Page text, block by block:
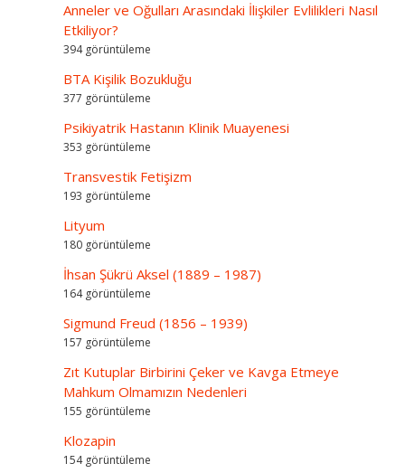
Anneler ve Oğulları Arasındaki İlişkiler Evlilikleri Nasıl
Etkiliyor?
394 görüntüleme
BTA Kişilik Bozukluğu
377 görüntüleme
Psikiyatrik Hastanın Klinik Muayenesi
353 görüntüleme
Transvestik Fetişizm
193 görüntüleme
Lityum
180 görüntüleme
İhsan Şükrü Aksel (1889 – 1987)
164 görüntüleme
Sigmund Freud (1856 – 1939)
157 görüntüleme
Zıt Kutuplar Birbirini Çeker ve Kavga Etmeye
Mahkum Olmamızın Nedenleri
155 görüntüleme
Klozapin
154 görüntüleme